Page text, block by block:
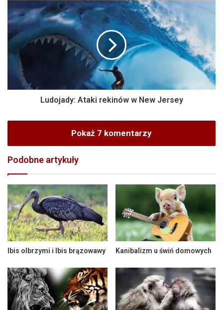
Ludojady: Ataki rekinów w New Jersey
Pokaż 7 komentarzy
Podobne artykuły
Ibis olbrzymi i Ibis brązowawy Kanibalizm u świń domowych